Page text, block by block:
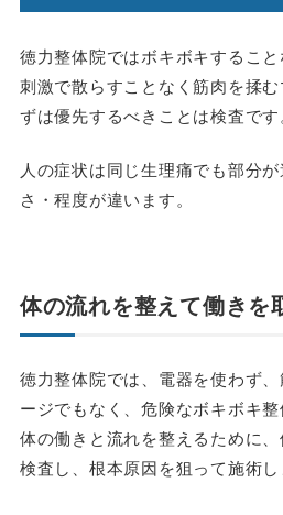
徳力整体院ではボキボキするこ
刺激で散らすことなく筋肉を揉
ずは優先するべきことは検査です
人の症状は同じ生理痛でも部分
さ・程度が違います。
体の流れを整えて働きを
徳力整体院では、電器を使わず
ージでもなく、危険なボキボキ整
体の働きと流れを整えるために
検査し、根本原因を狙って施術し